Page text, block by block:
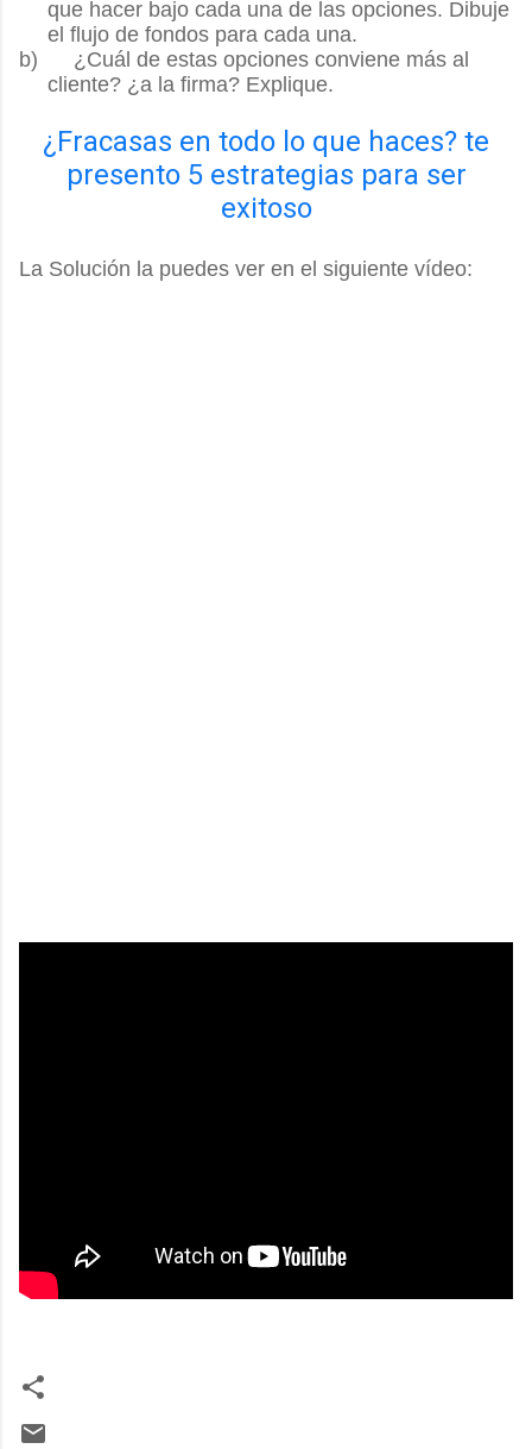
que hacer bajo cada una de las opciones. Dibuje
el flujo de fondos para cada una.
b)
¿Cuál de estas opciones conviene más al
cliente? ¿a la firma? Explique.
¿Fracasas en todo lo que haces? te
presento 5 estrategias para ser
exitoso
La Solución la puedes ver en el siguiente vídeo: